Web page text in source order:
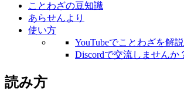
ことわざの豆知識
あらせんより
使い方
YouTubeでことわざを解
Discordで交流しませんか
読み方